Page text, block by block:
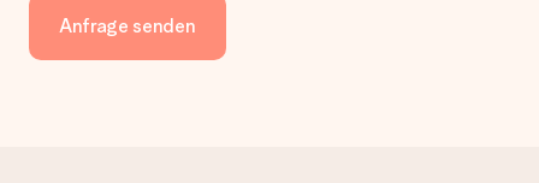
Anfrage senden